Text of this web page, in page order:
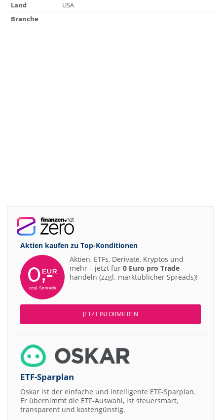
Land
USA
Branche
Aktien kaufen zu Top-Konditionen
Aktien, ETFs, Derivate, Kryptos und
mehr – jetzt für 0 Euro pro Trade
handeln (zzgl. marktüblicher Spreads)!
JETZT INFORMIEREN
ETF-Sparplan
Oskar ist der einfache und intelligente ETF-Sparplan.
Er übernimmt die ETF-Auswahl, ist steuersmart,
transparent und kostengünstig.